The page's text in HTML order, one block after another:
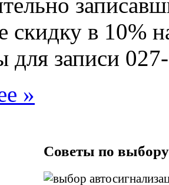
скидку в 10%
для записи
»
Советы по выбору